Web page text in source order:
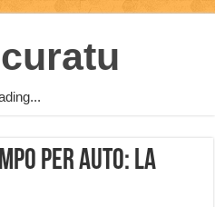
per auto: la